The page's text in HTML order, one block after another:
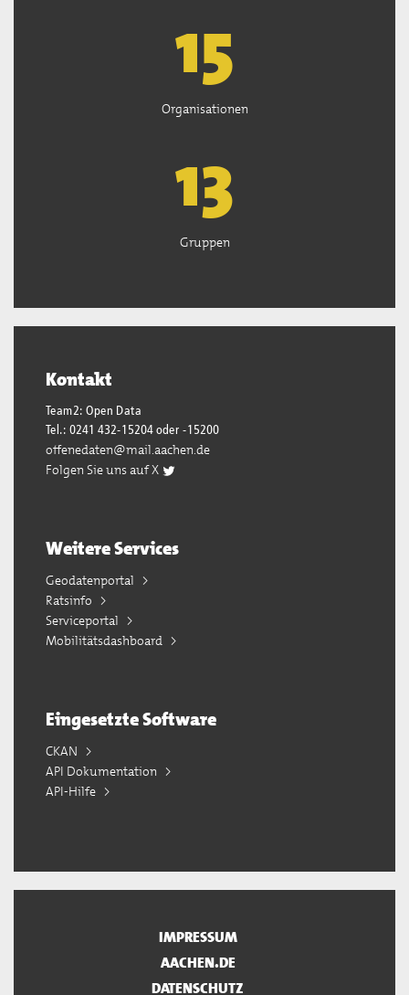
15
Organisationen
13
Gruppen
Kontakt
Team2: Open Data
Tel.: 0241 432-15204 oder -15200
offenedaten@mail.aachen.de
Folgen Sie uns auf X
Weitere Services
Geodatenportal
Ratsinfo
Serviceportal
Mobilitätsdashboard
Eingesetzte Software
CKAN
API Dokumentation
API-Hilfe
IMPRESSUM
AACHEN.DE
DATENSCHUTZ